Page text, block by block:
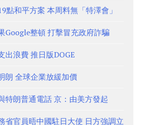
點和平方案 本周料無「特澤會」
Google整頓 打擊冒充政府詐騙
出浪費 推日版DOGE
朗 全球企業放緩加價
特朗普通電話 京：由美方發起
省官員晤中國駐日大使 日方強調立